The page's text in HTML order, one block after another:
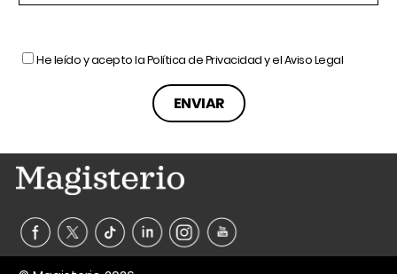
He leído y acepto laPolítica de Privacidady elAviso Legal